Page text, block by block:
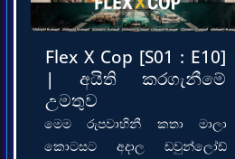
Flex X Cop [S01 : E10]
| අයිති කරගැනීමේ
උමතුව
මෙම රුපවාහිනී කතා මාලා
කොටසට අදාල ඩවුන්ලෝඩ්